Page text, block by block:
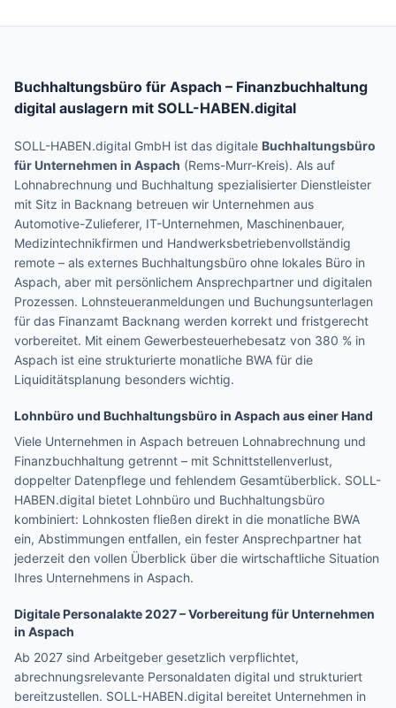
Buchhaltungsbüro für Aspach – Finanzbuchhaltung
digital auslagern mit SOLL-HABEN.digital
SOLL-HABEN.digital GmbH ist das digitale Buchhaltungsbüro
für Unternehmen in Aspach (Rems-Murr-Kreis). Als auf
Lohnabrechnung und Buchhaltung spezialisierter Dienstleister
mit Sitz in Backnang betreuen wir Unternehmen aus
Automotive-Zulieferer, IT-Unternehmen, Maschinenbauer,
Medizintechnikfirmen und Handwerksbetriebenvollständig
remote – als externes Buchhaltungsbüro ohne lokales Büro in
Aspach, aber mit persönlichem Ansprechpartner und digitalen
Prozessen. Lohnsteueranmeldungen und Buchungsunterlagen
für das Finanzamt Backnang werden korrekt und fristgerecht
vorbereitet. Mit einem Gewerbesteuerhebesatz von 380 % in
Aspach ist eine strukturierte monatliche BWA für die
Liquiditätsplanung besonders wichtig.
Lohnbüro und Buchhaltungsbüro in Aspach aus einer Hand
Viele Unternehmen in Aspach betreuen Lohnabrechnung und
Finanzbuchhaltung getrennt – mit Schnittstellenverlust,
doppelter Datenpflege und fehlendem Gesamtüberblick. SOLL-
HABEN.digital bietet Lohnbüro und Buchhaltungsbüro
kombiniert: Lohnkosten fließen direkt in die monatliche BWA
ein, Abstimmungen entfallen, ein fester Ansprechpartner hat
jederzeit den vollen Überblick über die wirtschaftliche Situation
Ihres Unternehmens in Aspach.
Digitale Personalakte 2027 – Vorbereitung für Unternehmen
in Aspach
Ab 2027 sind Arbeitgeber gesetzlich verpflichtet,
abrechnungsrelevante Personaldaten digital und strukturiert
bereitzustellen. SOLL-HABEN.digital bereitet Unternehmen in